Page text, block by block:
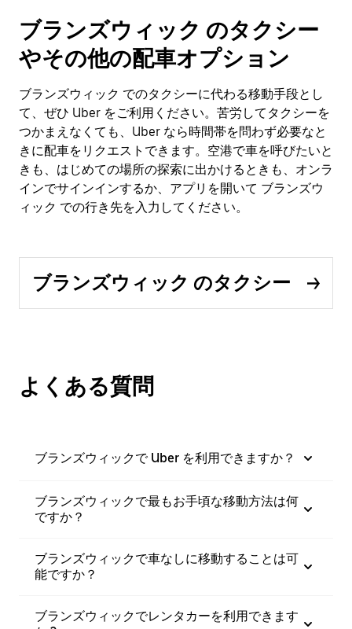
ブランズウィック のタクシー
やその他の配車オプション
ブランズウィック でのタクシーに代わる移動手段とし
て、ぜひ Uber をご利用ください。苦労してタクシーを
つかまえなくても、Uber なら時間帯を問わず必要なと
きに配車をリクエストできます。空港で車を呼びたいと
きも、はじめての場所の探索に出かけるときも、オンラ
インでサインインするか、アプリを開いて ブランズウ
ィック での行き先を入力してください。
ブランズウィック のタクシー
よくある質問
ブランズウィックで Uber を利用できますか？
ブランズウィックで最もお手頃な移動方法は何
ですか？
ブランズウィックで車なしに移動することは可
能ですか？
ブランズウィックでレンタカーを利用できます